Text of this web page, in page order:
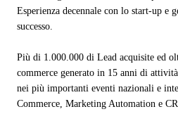
Esperienza decennale con lo start-up e
successo.
Più di 1.000.000 di Lead acquisite ed
commerce generato in 15 anni di
nei più importanti eventi nazionali e
Commerce, Marketing Automation e